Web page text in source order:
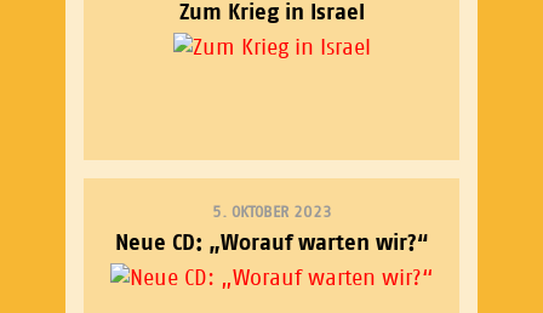
Zum Krieg in Israel
5. OKTOBER 2023
Neue CD: „Worauf warten wir?“